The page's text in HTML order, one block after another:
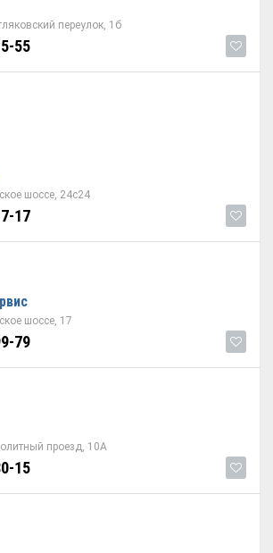
переулок, 1б
55
шоссе, 24с24
17
шоссе, 17
79
проезд, 10А
15